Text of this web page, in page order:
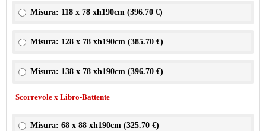
Misura: 118 x 78 xh190cm (396.70 €)
Misura: 128 x 78 xh190cm (385.70 €)
Misura: 138 x 78 xh190cm (396.70 €)
Scorrevole x Libro-Battente
Misura: 68 x 88 xh190cm (325.70 €)